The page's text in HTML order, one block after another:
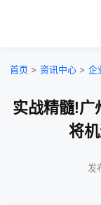
首页 > 资讯中心 > 企
实战精髓!广
将
发